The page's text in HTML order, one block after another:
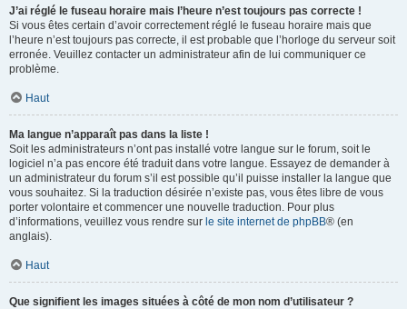
J’ai réglé le fuseau horaire mais l’heure n’est toujours pas correcte !
Si vous êtes certain d’avoir correctement réglé le fuseau horaire mais que
l’heure n’est toujours pas correcte, il est probable que l’horloge du serveur soit
erronée. Veuillez contacter un administrateur afin de lui communiquer ce
problème.
Haut
Ma langue n’apparaît pas dans la liste !
Soit les administrateurs n’ont pas installé votre langue sur le forum, soit le
logiciel n’a pas encore été traduit dans votre langue. Essayez de demander à
un administrateur du forum s’il est possible qu’il puisse installer la langue que
vous souhaitez. Si la traduction désirée n’existe pas, vous êtes libre de vous
porter volontaire et commencer une nouvelle traduction. Pour plus
d’informations, veuillez vous rendre sur le site internet de phpBB® (en
anglais).
Haut
Que signifient les images situées à côté de mon nom d’utilisateur ?